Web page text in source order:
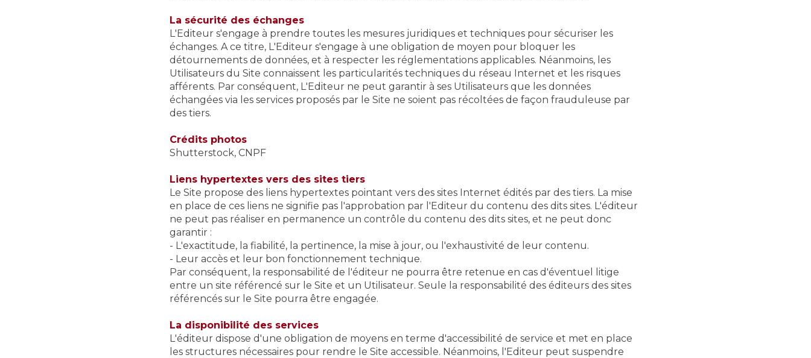
La sécurité des échanges
L'Editeur s'engage à prendre toutes les mesures juridiques et techniques pour sécuriser les
échanges. A ce titre, L'Editeur s'engage à une obligation de moyen pour bloquer les
détournements de données, et à respecter les réglementations applicables. Néanmoins, les
Utilisateurs du Site connaissent les particularités techniques du réseau Internet et les risques
afférents. Par conséquent, L'Editeur ne peut garantir à ses Utilisateurs que les données
échangées via les services proposés par le Site ne soient pas récoltées de façon frauduleuse par
des tiers.
Crédits photos
Shutterstock, CNPF
Liens hypertextes vers des sites tiers
Le Site propose des liens hypertextes pointant vers des sites Internet édités par des tiers. La mise
en place de ces liens ne signifie pas l'approbation par l'Editeur du contenu des dits sites. L'éditeur
ne peut pas réaliser en permanence un contrôle du contenu des dits sites, et ne peut donc
garantir :
- L'exactitude, la fiabilité, la pertinence, la mise à jour, ou l'exhaustivité de leur contenu.
- Leur accès et leur bon fonctionnement technique.
Par conséquent, la responsabilité de l'éditeur ne pourra être retenue en cas d'éventuel litige
entre un site référencé sur le Site et un Utilisateur. Seule la responsabilité des éditeurs des sites
référencés sur le Site pourra être engagée.
La disponibilité des services
L'éditeur dispose d'une obligation de moyens en terme d'accessibilité de service et met en place
les structures nécessaires pour rendre le Site accessible. Néanmoins, l'Editeur peut suspendre